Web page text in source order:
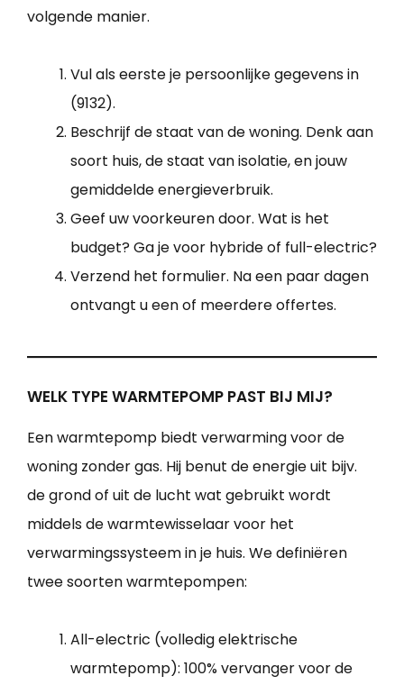
volgende manier.
Vul als eerste je persoonlijke gegevens in
(9132).
Beschrijf de staat van de woning. Denk aan
soort huis, de staat van isolatie, en jouw
gemiddelde energieverbruik.
Geef uw voorkeuren door. Wat is het
budget? Ga je voor hybride of full-electric?
Verzend het formulier. Na een paar dagen
ontvangt u een of meerdere offertes.
WELK TYPE WARMTEPOMP PAST BIJ MIJ?
Een warmtepomp biedt verwarming voor de
woning zonder gas. Hij benut de energie uit bijv.
de grond of uit de lucht wat gebruikt wordt
middels de warmtewisselaar voor het
verwarmingssysteem in je huis. We definiëren
twee soorten warmtepompen:
All-electric (volledig elektrische
warmtepomp): 100% vervanger voor de